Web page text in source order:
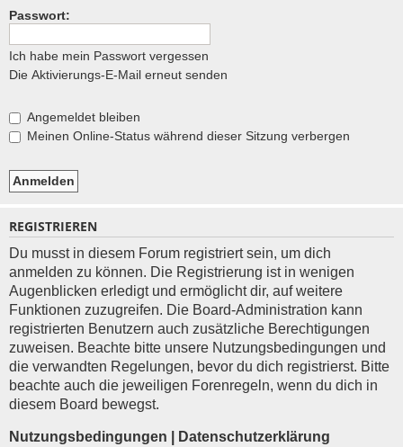
Passwort:
Ich habe mein Passwort vergessen
Die Aktivierungs-E-Mail erneut senden
Angemeldet bleiben
Meinen Online-Status während dieser Sitzung verbergen
REGISTRIEREN
Du musst in diesem Forum registriert sein, um dich
anmelden zu können. Die Registrierung ist in wenigen
Augenblicken erledigt und ermöglicht dir, auf weitere
Funktionen zuzugreifen. Die Board-Administration kann
registrierten Benutzern auch zusätzliche Berechtigungen
zuweisen. Beachte bitte unsere Nutzungsbedingungen und
die verwandten Regelungen, bevor du dich registrierst. Bitte
beachte auch die jeweiligen Forenregeln, wenn du dich in
diesem Board bewegst.
Nutzungsbedingungen Datenschutzerklärung